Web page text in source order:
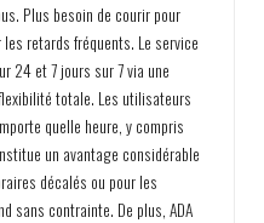
Plus besoin de courir pour
retards fréquents. Le service
24 et 7 jours sur 7 via une
totale. Les utilisateurs
quelle heure, y compris
un avantage considérable
décalés ou pour les
sans contrainte. De plus, ADA